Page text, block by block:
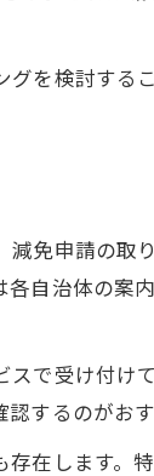
を検討する
免申請の取
自治体の案
で受け付け
するのがおす
在します。